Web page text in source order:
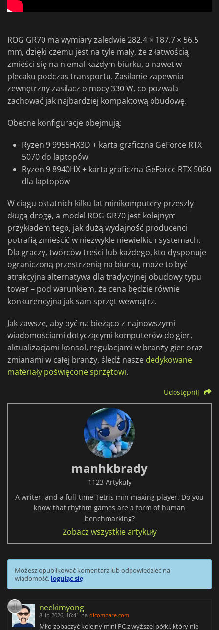
ROG GR70 ma wymiary zaledwie 282,4 × 187,7 × 56,5
mm, dzięki czemu jest na tyle mały, że z łatwością
zmieści się na niemal każdym biurku, a nawet w
plecaku podczas transportu. Zasilanie zapewnia
zewnętrzny zasilacz o mocy 330 W, co pozwala
zachować jak najbardziej kompaktową obudowę.
Obecne konfiguracje obejmują:
Ryzen 9 9955HX3D + karta graficzna GeForce RTX
5070 do laptopów
Ryzen 9 8940HX + karta graficzna GeForce RTX 5060
dla laptopów
W ciągu ostatnich kilku lat minikomputery przeszły
długą drogę, a model ROG GR70 jest kolejnym
przykładem tego, jak dużą wydajność producenci
potrafią zmieścić w niezwykle niewielkich systemach.
Dla graczy, twórców treści lub każdego, kto dysponuje
ograniczoną przestrzenią na biurku, może to być
atrakcyjna alternatywa dla tradycyjnej obudowy typu
tower – pod warunkiem, że cena będzie równie
konkurencyjna jak sam sprzęt wewnątrz.
Jak zawsze, aby być na bieżąco z najnowszymi
wiadomościami dotyczącymi komputerów do gier,
aktualizacjami konsol, regulacjami w branży gier oraz
zmianami w całej branży, śledź nasze dedykowane
materiały poświęcone sprzętowi.
Udostępnij
manhkbrady
1123 Artykuły
A writer, and a full-time Tetris min-maxing player. Do you
know that rhythm games are a form of human
benchmarking?
Zobacz wszystkie artykuły
Możesz opublikować komentarz lub odpowiedzieć na
wiadomość, logując się
neekimyong
8 lip 2026, 16:41 na dlcompare.com
Miło zobaczyć kolejny mini PC z wyższej półki, który nie